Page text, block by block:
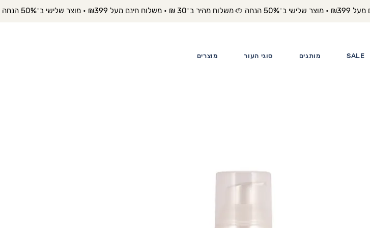
משלוח מהיר ב־30 ₪ • משלוח חינם מעל ₪399 • מוצר שלישי ב־50% הנחה
מוצרים סוגי העור מותגים SALE